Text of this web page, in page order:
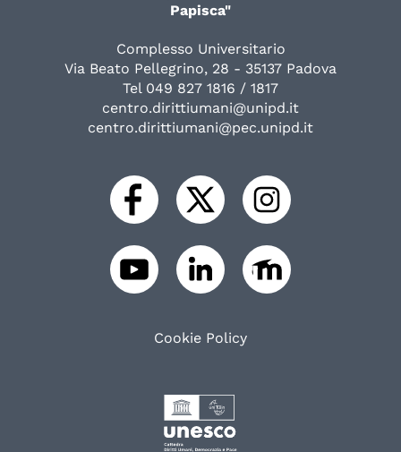
Papisca"
Complesso Universitario
Via Beato Pellegrino, 28 - 35137 Padova
Tel 049 827 1816 / 1817
centro.dirittiumani@unipd.it
centro.dirittiumani@pec.unipd.it
Cookie Policy